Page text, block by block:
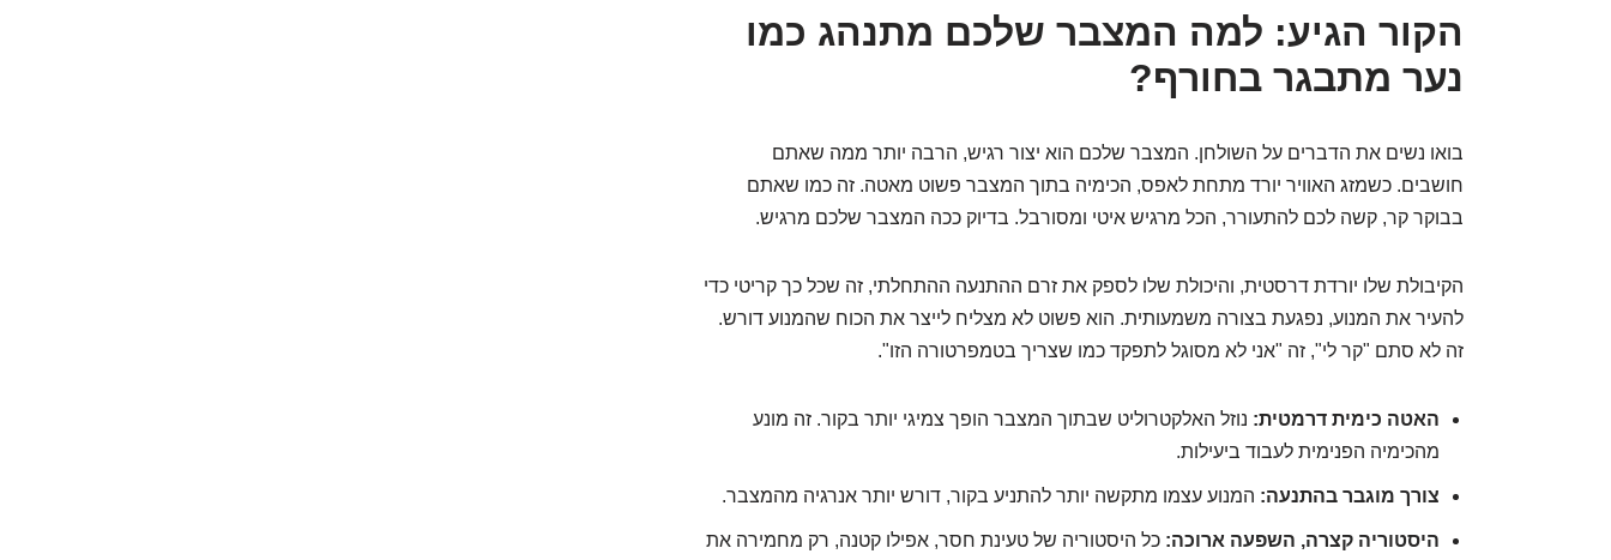
הקור הגיע: למה המצבר שלכם מתנהג כמו
נער מתבגר בחורף?
בואו נשים את הדברים על השולחן. המצבר שלכם הוא יצור רגיש, הרבה יותר ממה שאתם
חושבים. כשמזג האוויר יורד מתחת לאפס, הכימיה בתוך המצבר פשוט מאטה. זה כמו שאתם
בבוקר קר, קשה לכם להתעורר, הכל מרגיש איטי ומסורבל. בדיוק ככה המצבר שלכם מרגיש.
הקיבולת שלו יורדת דרסטית, והיכולת שלו לספק את זרם ההתנעה ההתחלתי, זה שכל כך קריטי כדי
להעיר את המנוע, נפגעת בצורה משמעותית. הוא פשוט לא מצליח לייצר את הכוח שהמנוע דורש.
זה לא סתם "קר לי", זה "אני לא מסוגל לתפקד כמו שצריך בטמפרטורה הזו".
האטה כימית דרמטית: נוזל האלקטרוליט שבתוך המצבר הופך צמיגי יותר בקור. זה מונע
מהכימיה הפנימית לעבוד ביעילות.
צורך מוגבר בהתנעה: המנוע עצמו מתקשה יותר להתניע בקור, דורש יותר אנרגיה מהמצבר.
היסטוריה קצרה, השפעה ארוכה: כל היסטוריה של טעינת חסר, אפילו קטנה, רק מחמירה את